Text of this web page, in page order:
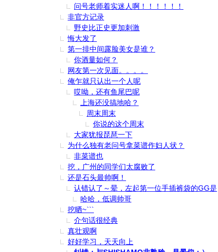
问号老师着实迷人啊！！！！！！
非官方记录
野史比正史更加刺激
悔大发了
第一排中间露脸美女是谁？
你酒量如何？
网友第一次见面。。。。
俺乍就只认出一个人呢
哎呦，还有鱼尾巴呢
上海还没搞地哈？
周末周末
你说的这个周末
大家犹报琵琶一下
为什么独有老问号拿菜谱作妇人状？
非菜谱也
挖，广州的同学们太腐败了
还是石头最帅啊！
认错认了～晕，左起第一位手插裤袋的GG是
哈哈，低调帅哥
挖晒~```
介句话很经典
真壮观啊
好好学习，天天向上